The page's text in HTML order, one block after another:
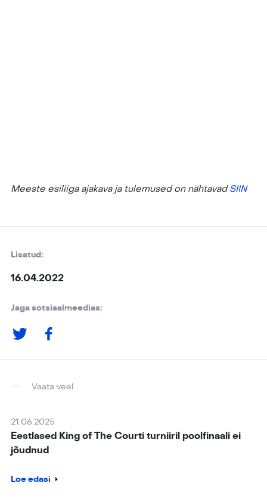
Meeste esiliiga ajakava ja tulemused on nähtavadSIIN
Lisatud:
16.04.2022
Jaga sotsiaalmeedias:
Vaata veel
21.06.2025
Eestlased King of The Courti turniiril poolfinaali ei
jõudnud
Loe edasi